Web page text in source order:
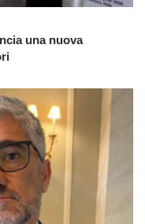
una nuova